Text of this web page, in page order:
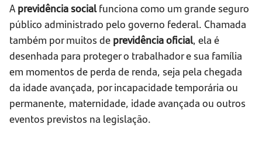
A previdência socialfunciona como um grande seguro
público administrado pelo governo federal. Chamada
também por muitos de previdência oficial, ela é
desenhada para proteger o trabalhador e sua família
em momentos de perda de renda, seja pela chegada
da idade avançada, por incapacidade temporária ou
permanente, maternidade, idade avançada ou outros
eventos previstos na legislação.